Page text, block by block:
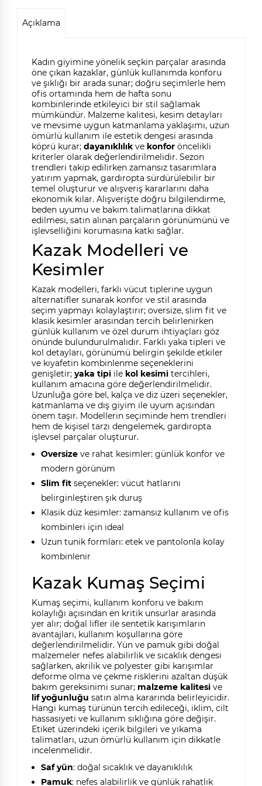
Açıklama
Kadın giyimine yönelik seçkin parçalar arasında
öne çıkan kazaklar, günlük kullanımda konforu
ve şıklığı bir arada sunar; doğru seçimlerle hem
ofis ortamında hem de hafta sonu
kombinlerinde etkileyici bir stil sağlamak
mümkündür. Malzeme kalitesi, kesim detayları
ve mevsime uygun katmanlama yaklaşımı, uzun
ömürlü kullanım ile estetik dengesi arasında
köprü kurar; dayanıklılıkve konforöncelikli
kriterler olarak değerlendirilmelidir. Sezon
trendleri takip edilirken zamansız tasarımlara
yatırım yapmak, gardıropta sürdürülebilir bir
temel oluşturur ve alışveriş kararlarını daha
ekonomik kılar. Alışverişte doğru bilgilendirme,
beden uyumu ve bakım talimatlarına dikkat
edilmesi, satın alınan parçaların görünümünü ve
işlevselliğini korumasına katkı sağlar.
Kazak Modelleri ve
Kesimler
Kazak modelleri, farklı vücut tiplerine uygun
alternatifler sunarak konfor ve stil arasında
seçim yapmayı kolaylaştırır; oversize, slim fit ve
klasik kesimler arasından tercih belirlenirken
günlük kullanım ve özel durum ihtiyaçları göz
önünde bulundurulmalıdır. Farklı yaka tipleri ve
kol detayları, görünümü belirgin şekilde etkiler
ve kıyafetin kombinlenme seçeneklerini
genişletir; yaka tipiile kol kesimitercihleri,
kullanım amacına göre değerlendirilmelidir.
Uzunluğa göre bel, kalça ve diz üzeri seçenekler,
katmanlama ve dış giyim ile uyum açısından
önem taşır. Modellerin seçiminde hem trendleri
hem de kişisel tarzı dengelemek, gardıropta
işlevsel parçalar oluşturur.
Oversizeve rahat kesimler: günlük konfor ve
modern görünüm
Slim fitseçenekler: vücut hatlarını
belirginleştiren şık duruş
Klasik düz kesimler: zamansız kullanım ve ofis
kombinleri için ideal
Uzun tunik formları: etek ve pantolonla kolay
kombinlenir
Kazak Kumaş Seçimi
Kumaş seçimi, kullanım konforu ve bakım
kolaylığı açısından en kritik unsurlar arasında
yer alır; doğal lifler ile sentetik karışımların
avantajları, kullanım koşullarına göre
değerlendirilmelidir. Yün ve pamuk gibi doğal
malzemeler nefes alabilirlik ve sıcaklık dengesi
sağlarken, akrilik ve polyester gibi karışımlar
deforme olma ve çekme risklerini azaltan düşük
bakım gereksinimi sunar; malzeme kalitesive
lif yoğunluğu satın alma kararında belirleyicidir.
Hangi kumaş türünün tercih edileceği, iklim, cilt
hassasiyeti ve kullanım sıklığına göre değişir.
Etiket üzerindeki içerik bilgileri ve yıkama
talimatları, uzun ömürlü kullanım için dikkatle
incelenmelidir.
Saf yün: doğal sıcaklık ve dayanıklılık
Pamuk: nefes alabilirlik ve günlük rahatlık